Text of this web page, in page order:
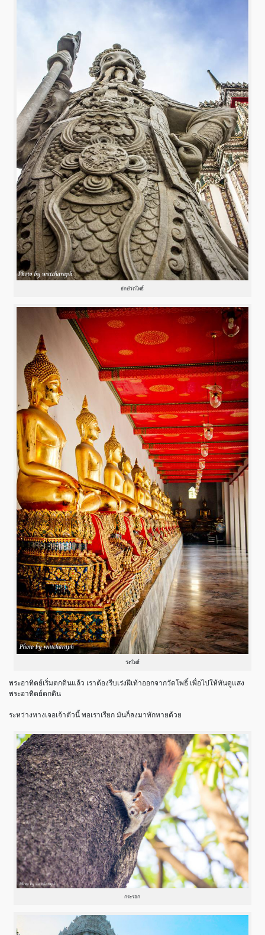
ยักษ์วัดโพธิ์
วัดโพธิ์
พระอาทิตย์เริ่มตกดินแล้ว เราต้องรีบเร่งฝีเท้าออกจากวัดโพธิ์ เพื่อไปให้ทันดูแสง
พระอาทิตย์ตกดิน
ระหว่างทางเจอเจ้าตัวนี้ พอเราเรียก มันก็ลงมาทักทายด้วย
กระรอก